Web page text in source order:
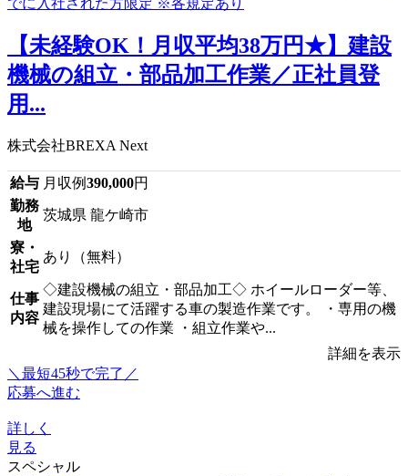
【未経験OK！月収平均38万円★】建設
機械の組立・部品加工作業／正社員登
用...
株式会社BREXA Next
給与 月収例390,000円
勤務
地
茨城県 龍ケ崎市
寮・
社宅
あり（無料）
仕事
内容
◇建設機械の組立・部品加工◇ ホイールローダー等、
建設現場にて活躍する車の製造作業です。 ・専用の機
械を操作しての作業 ・組立作業や...
詳細を表示
＼最短45秒で完了／
応募へ進む
詳しく
見る
スペシャル